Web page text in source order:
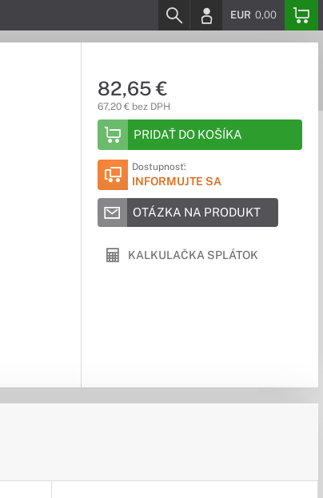
EUR 0,00
82,65 €
67,20 € bez DPH
PRIDAŤ DO KOŠÍKA
Dostupnosť:
INFORMUJTE SA
OTÁZKA NA PRODUKT
KALKULAČKA SPLÁTOK